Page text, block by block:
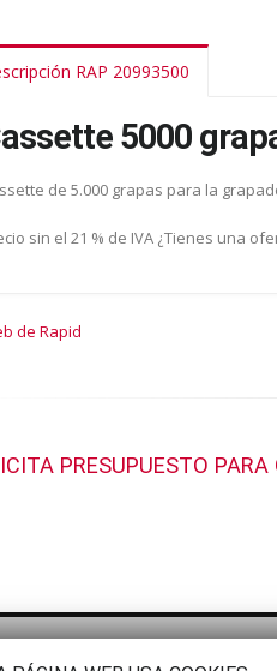
RAP 20993500
5000
de 5.000 grapas para la
sin el 21 % de IVA ¿Tienes una
de Rapid
PRESUPUESTO